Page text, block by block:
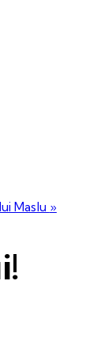
Maslu »